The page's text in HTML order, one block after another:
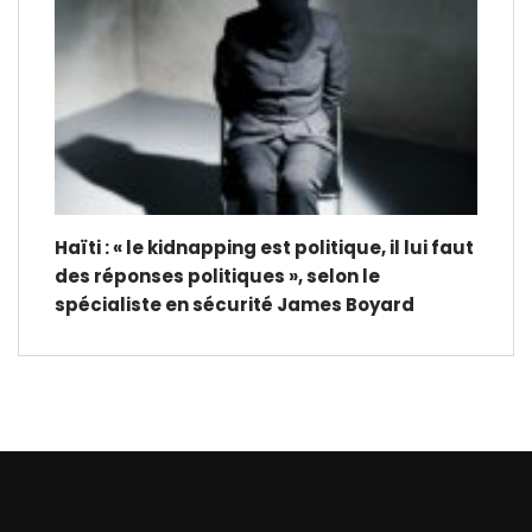
Haïti : « le kidnapping est politique, il lui faut
des réponses politiques », selon le
spécialiste en sécurité James Boyard